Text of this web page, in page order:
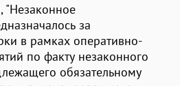
"Незаконное
за
в рамках оперативно-
по факту незаконного
обязательному